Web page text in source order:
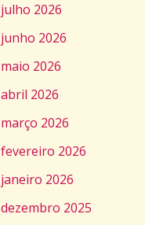
julho 2026
junho 2026
maio 2026
abril 2026
março 2026
fevereiro 2026
janeiro 2026
dezembro 2025